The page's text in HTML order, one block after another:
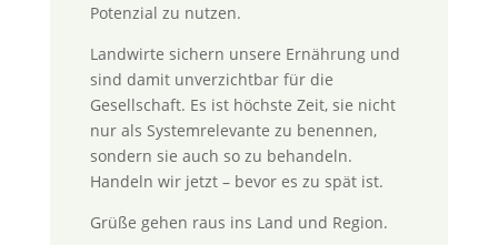
Potenzial zu nutzen.
Landwirte sichern unsere Ernährung und
sind damit unverzichtbar für die
Gesellschaft. Es ist höchste Zeit, sie nicht
nur als Systemrelevante zu benennen,
sondern sie auch so zu behandeln.
Handeln wir jetzt – bevor es zu spät ist.
Grüße gehen raus ins Land und Region.